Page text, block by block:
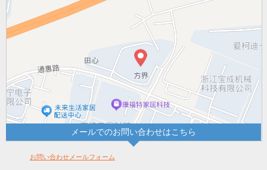
メールでのお問い合わせはこちら
お問い合わせメールフォーム